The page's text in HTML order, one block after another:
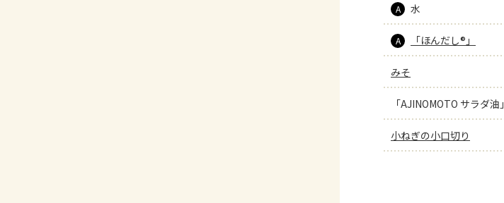
A 水
A 「ほんだし®」
みそ
「AJINOMOTO サラダ油」
小ねぎの小口切り